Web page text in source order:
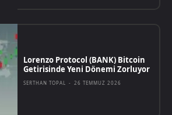
Lorenzo Protocol (BANK) Bitcoin
Getirisinde Yeni Dönemi Zorluyor
SERTHAN TOPAL - 26 TEMMUZ 2026